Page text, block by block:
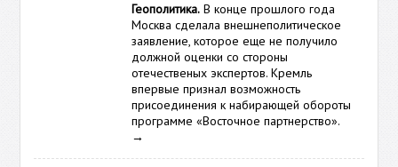
Геополитика. В конце прошлого года
Москва сделала внешнеполитическое
заявление, которое еще не получило
должной оценки со стороны
отечественых экспертов. Кремль
впервые признал возможность
присоединения к набирающей обороты
программе «Восточное партнерство».
→